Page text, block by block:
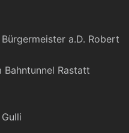
a.D. Robert
Bahntunnel Rastatt